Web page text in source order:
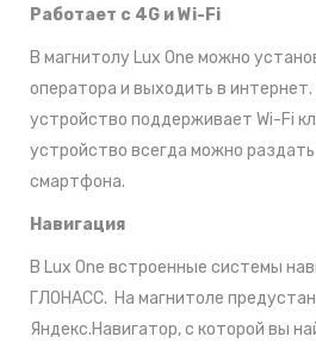
Работает с 4G и Wi-Fi
В магнитолу Lux One можно
оператора и выходить в
устройство поддерживает Wi-Fi
устройство всегда можно
смартфона.
Навигация
В Lux One встроенные системы
ГЛОНАСС. На магнитоле
Яндекс.Навигатор, с которой вы